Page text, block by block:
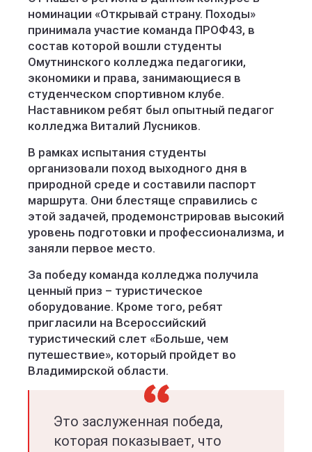
номинации «Открывай страну. Походы»
принимала участие команда ПРОФ43, в
состав которой вошли студенты
Омутнинского колледжа педагогики,
экономики и права, занимающиеся в
студенческом спортивном клубе.
Наставником ребят был опытный педагог
колледжа Виталий Лусников.
В рамках испытания студенты
организовали поход выходного дня в
природной среде и составили паспорт
маршрута. Они блестяще справились с
этой задачей, продемонстрировав высокий
уровень подготовки и профессионализма, и
заняли первое место.
За победу команда колледжа получила
ценный приз – туристическое
оборудование. Кроме того, ребят
пригласили на Всероссийский
туристический слет «Больше, чем
путешествие», который пройдет во
Владимирской области.
Это заслуженная победа,
которая показывает, что